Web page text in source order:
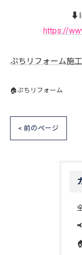
https://
ぷちリフォーム施
🏠ぷちリフォーム
< 前のページ